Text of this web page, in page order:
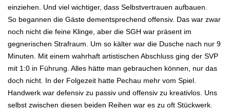
einziehen. Und viel wichtiger, dass Selbstvertrauen aufbauen.
So begannen die Gäste dementsprechend offensiv. Das war zwar
noch nicht die feine Klinge, aber die SGH war präsent im
gegnerischen Strafraum. Um so kälter war die Dusche nach nur 9
Minuten. Mit einem wahrhaft artistischen Abschluss ging der SVP
mit 1:0 in Führung. Alles hätte man gebrauchen können, nur das
doch nicht. In der Folgezeit hatte Pechau mehr vom Spiel.
Handwerk war defensiv zu passiv und offensiv zu kreativlos. Uns
selbst zwischen diesen beiden Reihen war es zu oft Stückwerk.